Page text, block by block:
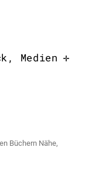
Medien
Büchern Nähe,